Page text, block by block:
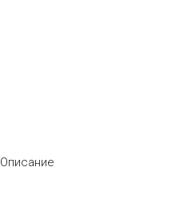
Описание